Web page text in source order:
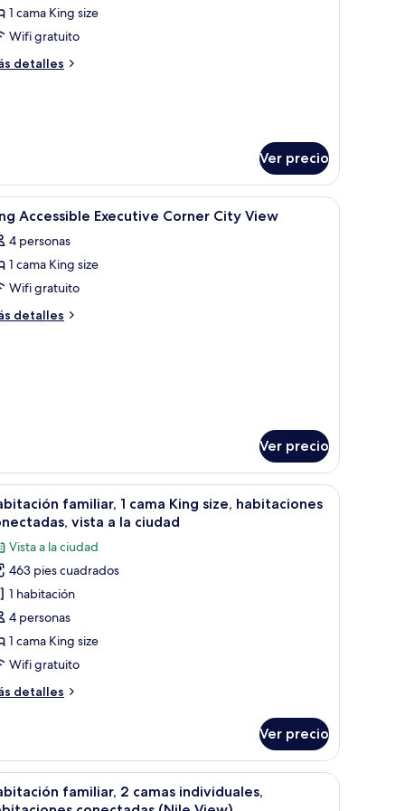
1 cama King size
Wifi gratuito
detalles
Ver precio
y un atardecer. Habitación de hotel con cama, escritorio,
5 Accessible Executive Corner City View
4 personas
1 cama King size
Wifi gratuito
detalles
Ver precio
con lámpara, un sofá y vistas al exterior.Habitación de hotel con una cama grande,
8
familiar, 1 cama King size, habitaciones
vista a la ciudad
Vista a la ciudad
463 pies cuadrados
1 habitación
4 personas
1 cama King size
Wifi gratuito
detalles
Ver precio
de alta calidad y edredón Habitación de hotel con dos camas, un
9
familiar, 2 camas individuales,